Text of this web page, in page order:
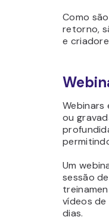
Como
retorno,
e
Webinars
ou
Um
sessão
vídeos
dias.